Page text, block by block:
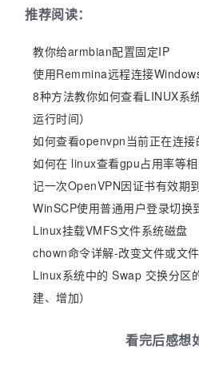
推荐阅读：
教你给armbian配置固定IP
使用Remmina远程连接
8种方法教你如何查看LINUX系
运行时间）
如何查看openvpn当前正在连接
如何在 linux查看gpu占用率等
记一次OpenVPN因证书有效期
WinSCP使用普通用户登录切换
Linux挂载VMFS文件系统磁盘
chown命令详解-改变文件或文
Linux系统中的 Swap 交换分区
建、增加）
看完后感想